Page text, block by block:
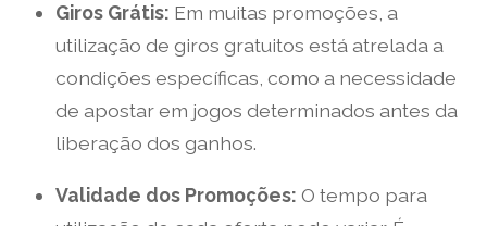
Giros Grátis: Em muitas promoções, a
utilização de giros gratuitos está atrelada a
condições específicas, como a necessidade
de apostar em jogos determinados antes da
liberação dos ganhos.
Validade dos Promoções: O tempo para